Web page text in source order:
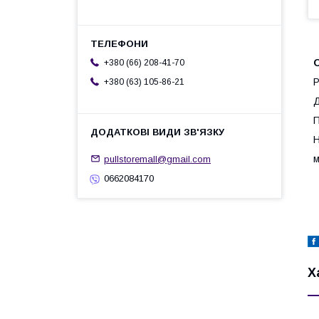
+380 (66) 208-41-70
+380 (63) 105-86-21
pullstoremall@gmail.com
0662084170